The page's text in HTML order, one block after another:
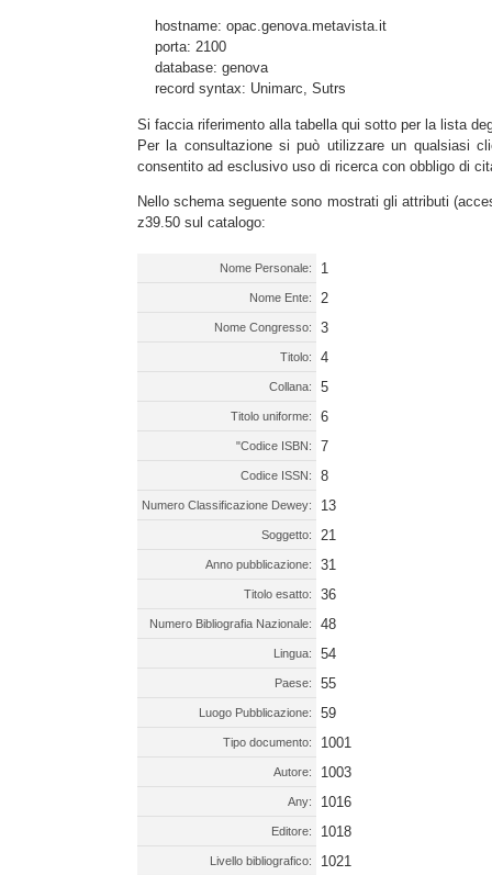
hostname: opac.genova.metavista.it
porta: 2100
database: genova
record syntax: Unimarc, Sutrs
Si faccia riferimento alla tabella qui sotto per la lista
Per la consultazione si può utilizzare un qualsiasi
consentito ad esclusivo uso di ricerca con obbligo di
Nello schema seguente sono mostrati gli attributi
z39.50 sul catalogo:
Nome Personale: 1
Nome Ente: 2
Nome Congresso: 3
Titolo: 4
Collana: 5
Titolo uniforme: 6
"Codice ISBN: 7
Codice ISSN: 8
Numero Classificazione Dewey: 13
Soggetto: 21
Anno pubblicazione: 31
Titolo esatto: 36
Numero Bibliografia Nazionale: 48
Lingua: 54
Paese: 55
Luogo Pubblicazione: 59
Tipo documento: 1001
Autore: 1003
Any: 1016
Editore: 1018
Livello bibliografico: 1021